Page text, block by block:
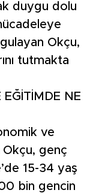
duygu dolu
Okçu,
tutmakta
NE
ve
Okçu, genç
15-34 yaş
bin gencin